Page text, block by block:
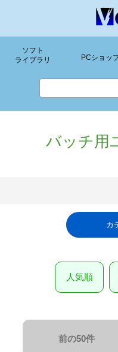
ソフト
ライブラリ
PCショッ
バッチ用
カ
人気順
前の50件